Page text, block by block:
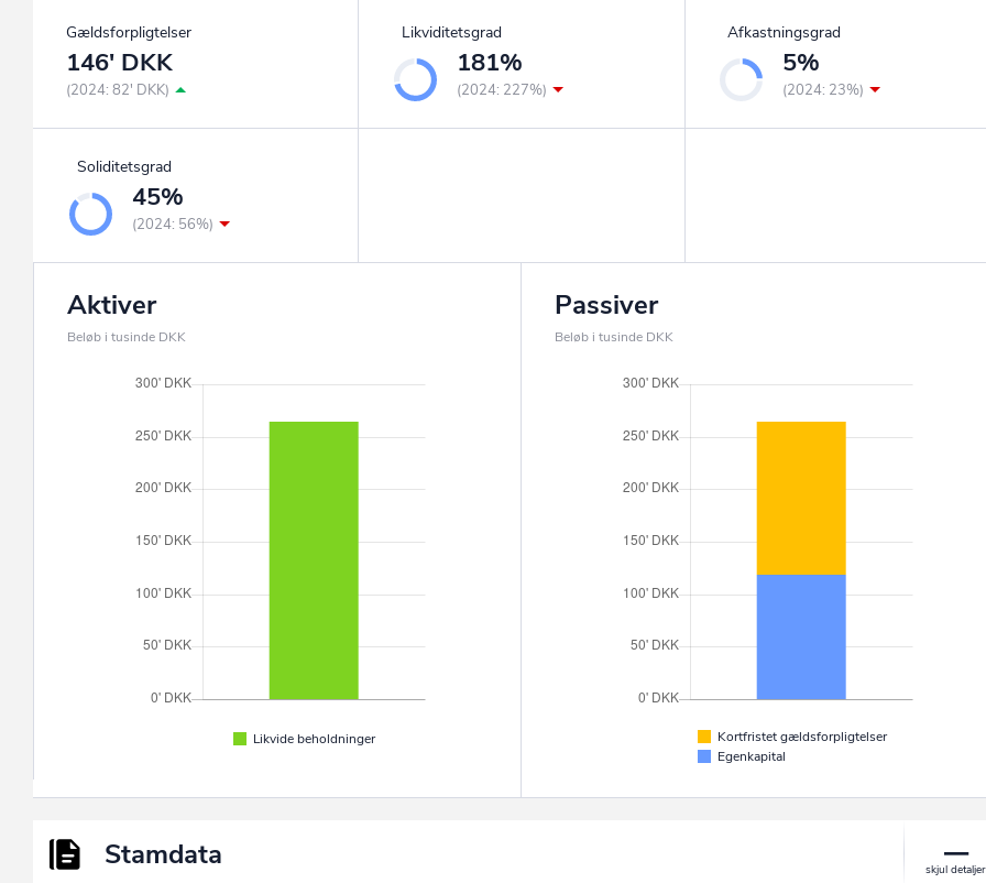
Gældsforpligtelser
146' DKK
(2024: 82' DKK)
Likviditetsgrad
181%
(2024: 227%)
Afkastningsgrad
5%
(2024: 23%)
Soliditetsgrad
45%
(2024: 56%)
Aktiver
Beløb i tusinde DKK
Likvide beholdninger
Passiver
Beløb i tusinde DKK
Kortfristet gældsforpligtelser
Egenkapital
Stamdata